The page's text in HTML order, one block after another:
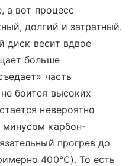
а вот процесс
долгий и затратный.
диск весит вдвое
больше
часть
боится высоких
невероятно
минусом карбон-
прогрев до
400°C). То есть